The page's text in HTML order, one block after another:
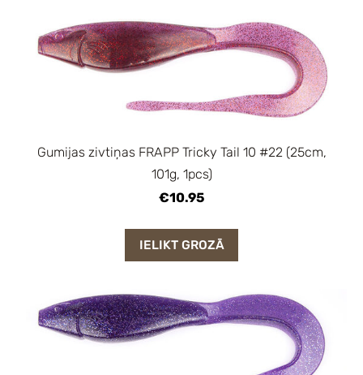
Gumijas zivtiņas FRAPP Tricky Tail 10 #22 (25cm,
101g, 1pcs)
€10.95
IELIKT GROZĀ